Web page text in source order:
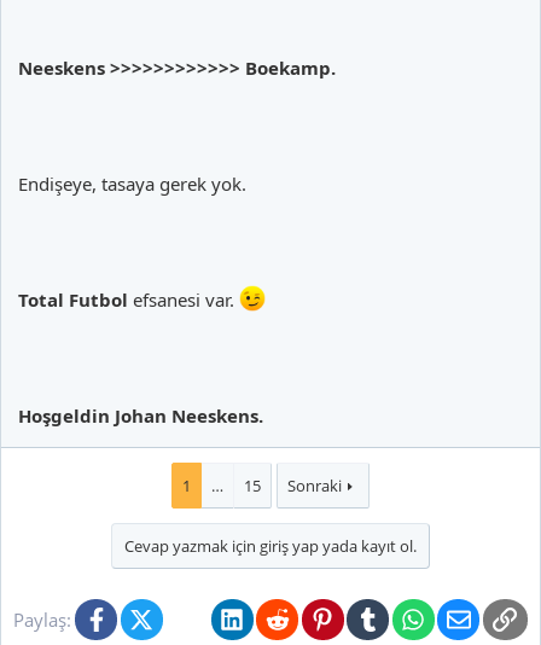
Neeskens >>>>>>>>>>>> Boekamp.
Endişeye, tasaya gerek yok.
Total Futbol efsanesi var.
Hoşgeldin Johan Neeskens.
1 … 15 Sonraki
Cevap yazmak için giriş yap yada kayıt ol.
Paylaş: FacebookX (Twitter)BlueskyLinkedInRedditPinterestTumblrWhatsApp
E-posta